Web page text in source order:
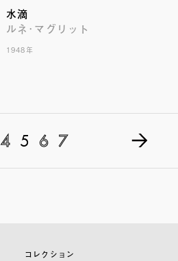
水滴
ルネ･マグリット
1948年
4 5 6 7
コレクション